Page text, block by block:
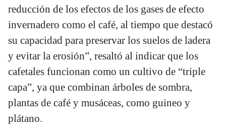
reducción de los efectos de los gases de efecto
invernadero como el café, al tiempo que destacó
su capacidad para preservar los suelos de ladera
y evitar la erosión”, resaltó al indicar que los
cafetales funcionan como un cultivo de “triple
capa”, ya que combinan árboles de sombra,
plantas de café y musáceas, como guineo y
plátano.